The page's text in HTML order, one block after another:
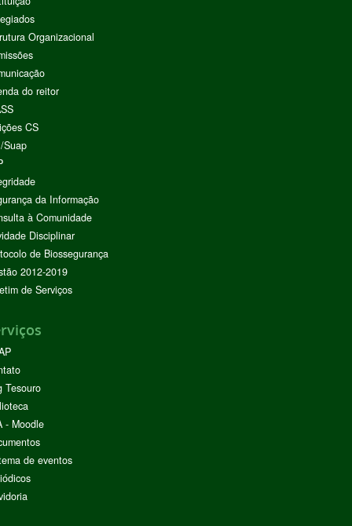
Organizacional
do reitor
CS
Suap
da Informação
à Comunidade
Disciplinar
de Biossegurança
2012-2019
de Serviços
Tesouro
- Moodle
de eventos